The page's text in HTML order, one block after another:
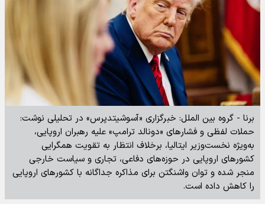
برنا - گروه بین الملل: خبرگزاری «آسوشیتدپرس» در تحلیلی نوشت:
حملات لفظی و فشارهای «دونالد ترامپ» علیه رهبران اروپایی،
به‌ویژه نخست‌وزیر ایتالیا، برخلاف انتظار به تقویت همگرایی
کشورهای اروپایی در حوزه‌های دفاعی، تجاری و سیاست خارجی
منجر شده و توان واشنگتن برای مذاکره جداگانه با کشورهای اروپایی
را کاهش داده است.